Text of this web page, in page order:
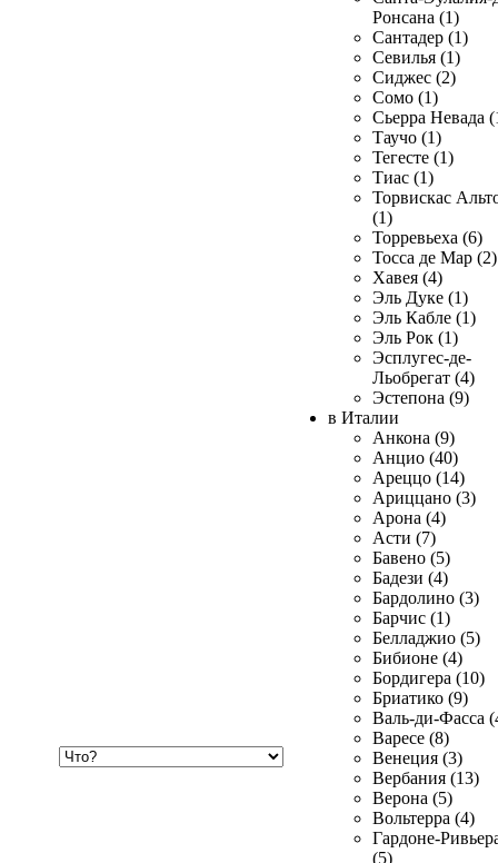
Ронсана (1)
Сантадер (1)
Севилья (1)
Сиджес (2)
Сомо (1)
Сьерра Невада
Таучо (1)
Тегесте (1)
Тиас (1)
Торвискас
(1)
Торревьеха (6)
Тосса де Мар (2)
Хавея (4)
Эль Дуке (1)
Эль Кабле (1)
Эль Рок (1)
Эсплугес-де-
Льобрегат (4)
Эстепона (9)
в Италии
Анкона (9)
Анцио (40)
Ареццо (14)
Ариццано (3)
Арона (4)
Асти (7)
Бавено (5)
Бадези (4)
Бардолино (3)
Барчис (1)
Белладжио (5)
Бибионе (4)
Бордигера (10)
Бриатико (9)
Валь-ди-Фасса
Варесе (8)
Венеция (3)
Вербания (13)
Верона (5)
Вольтерра (4)
Гардоне-
(5)